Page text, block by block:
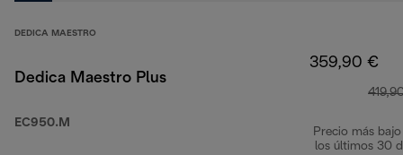
DEDICA MAESTRO
Dedica Maestro Plus
EC950.M
359,90 €
Precio más bajo
los últimos 30